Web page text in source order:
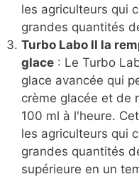
les agriculteurs qui
grandes quantités
Turbo Labo II la
glace : Le Turbo
glace avancée qui
crème glacée et de
100 ml à l'heure.
les agriculteurs qui
grandes quantités
supérieure en un